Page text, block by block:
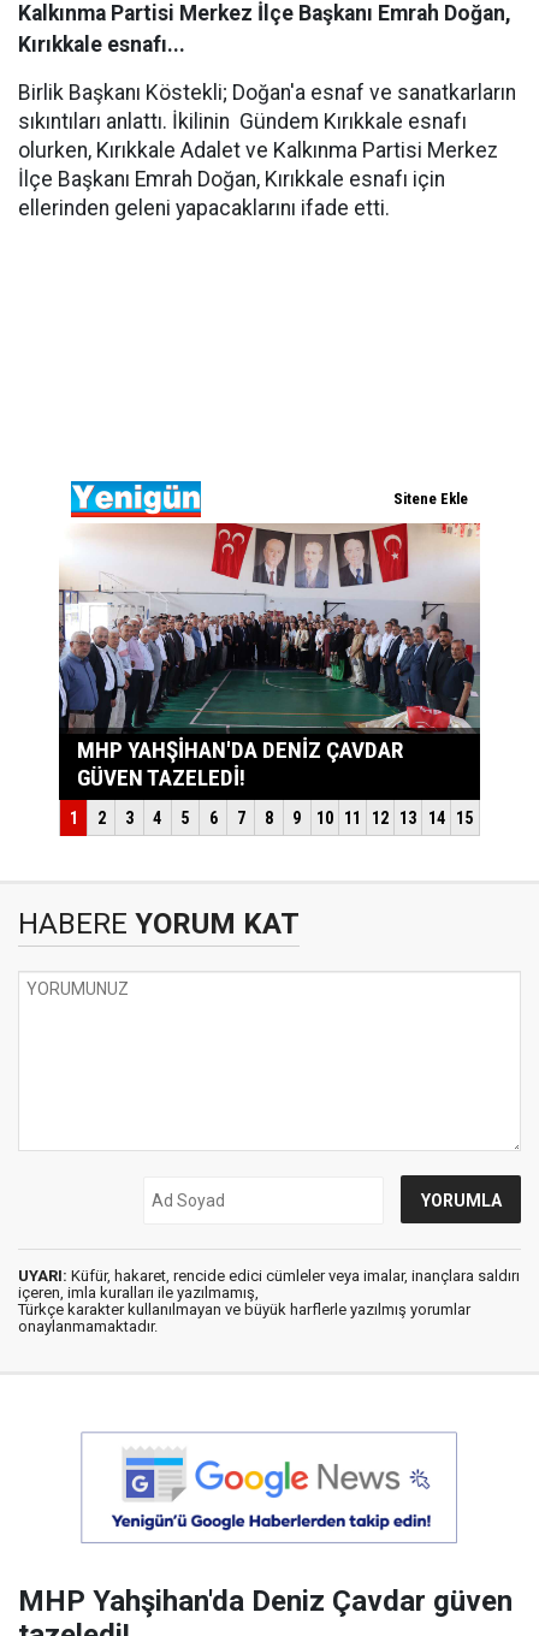
Kalkınma Partisi Merkez İlçe Başkanı Emrah Doğan,
Kırıkkale esnafı...
Birlik Başkanı Köstekli; Doğan'a esnaf ve sanatkarların
sıkıntıları anlattı. İkilinin Gündem Kırıkkale esnafı
olurken, Kırıkkale Adalet ve Kalkınma Partisi Merkez
İlçe Başkanı Emrah Doğan, Kırıkkale esnafı için
ellerinden geleni yapacaklarını ifade etti.
HABERE YORUM KAT
UYARI: Küfür, hakaret, rencide edici cümleler veya imalar, inançlara saldırı
içeren, imla kuralları ile yazılmamış,
Türkçe karakter kullanılmayan ve büyük harflerle yazılmış yorumlar
onaylanmamaktadır.
MHP Yahşihan'da Deniz Çavdar güven